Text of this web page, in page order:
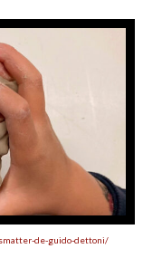
de-guido-dettoni/